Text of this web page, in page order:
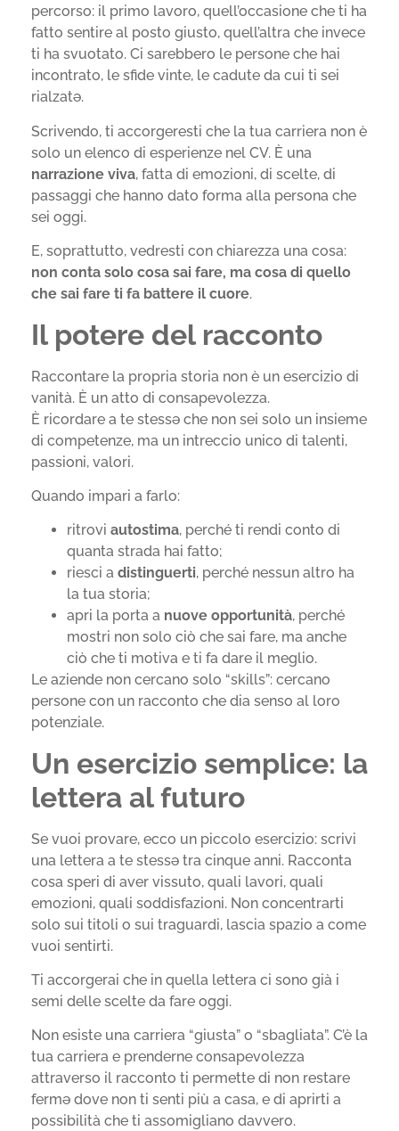
percorso: il primo lavoro, quell’occasione che ti ha
fatto sentire al posto giusto, quell’altra che invece
ti ha svuotato. Ci sarebbero le persone che hai
incontrato, le sfide vinte, le cadute da cui ti sei
rialzatə.
Scrivendo, ti accorgeresti che la tua carriera non è
solo un elenco di esperienze nel CV. È una
narrazione viva, fatta di emozioni, di scelte, di
passaggi che hanno dato forma alla persona che
sei oggi.
E, soprattutto, vedresti con chiarezza una cosa:
non conta solo cosa sai fare, ma cosa di quello
che sai fare ti fa battere il cuore.
Il potere del racconto
Raccontare la propria storia non è un esercizio di
vanità. È un atto di consapevolezza.
È ricordare a te stessə che non sei solo un insieme
di competenze, ma un intreccio unico di talenti,
passioni, valori.
Quando impari a farlo:
ritrovi autostima, perché ti rendi conto di
quanta strada hai fatto;
riesci a distinguerti, perché nessun altro ha
la tua storia;
apri la porta a nuove opportunità, perché
mostri non solo ciò che sai fare, ma anche
ciò che ti motiva e ti fa dare il meglio.
Le aziende non cercano solo “skills”: cercano
persone con un racconto che dia senso al loro
potenziale.
Un esercizio semplice: la
lettera al futuro
Se vuoi provare, ecco un piccolo esercizio: scrivi
una lettera a te stessə tra cinque anni. Racconta
cosa speri di aver vissuto, quali lavori, quali
emozioni, quali soddisfazioni. Non concentrarti
solo sui titoli o sui traguardi, lascia spazio a come
vuoi sentirti.
Ti accorgerai che in quella lettera ci sono già i
semi delle scelte da fare oggi.
Non esiste una carriera “giusta” o “sbagliata”. C’è la
tua carriera e prenderne consapevolezza
attraverso il racconto ti permette di non restare
fermə dove non ti senti più a casa, e di aprirti a
possibilità che ti assomigliano davvero.